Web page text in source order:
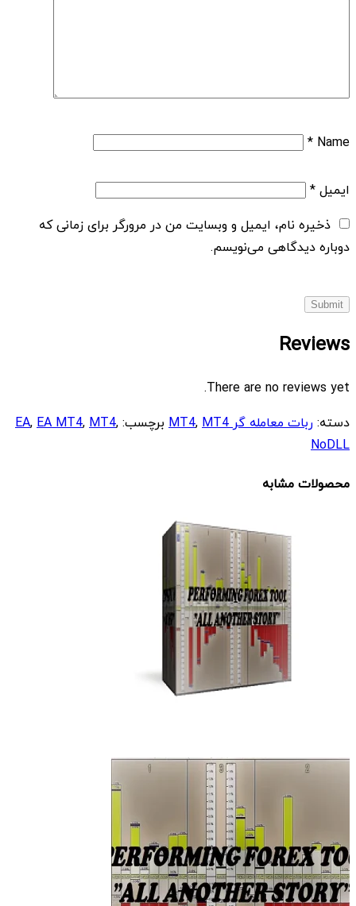
Name
*
ایمیل*
ذخیره نام، ایمیل و وبسایت من در مرورگر برای زمانی که
دوباره دیدگاهی می‌نویسم.
Reviews
There are no reviews yet.
دسته:ربات معامله گر MT4 ,MT4 برچسب: EA,EA MT4,MT4,
NoDLL
محصولات مشابه